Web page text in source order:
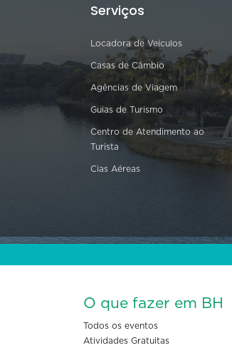
Serviços
Locadora de Veículos
Casas de Câmbio
Agências de Viagem
Guias de Turismo
Centro de Atendimento ao
Turista
Cias Aéreas
O que fazer em BH
Todos os eventos
Atividades Gratuitas